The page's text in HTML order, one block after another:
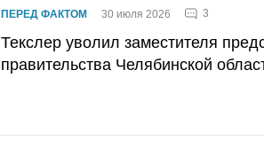
ПЕРЕД ФАКТОМ 30 июля 2026 3
Текслер уволил заместителя
правительства Челябинской